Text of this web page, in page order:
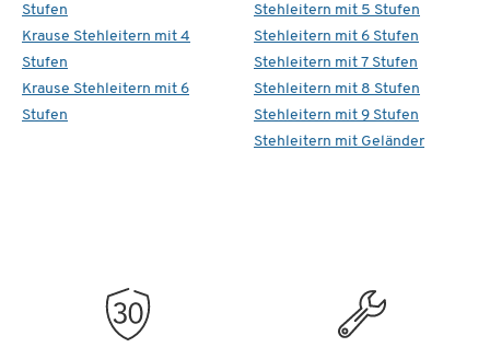
Stufen
Krause Stehleitern mit 4
Stufen
Krause Stehleitern mit 6
Stufen
Stehleitern mit 5 Stufen
Stehleitern mit 6 Stufen
Stehleitern mit 7 Stufen
Stehleitern mit 8 Stufen
Stehleitern mit 9 Stufen
Stehleitern mit Geländer